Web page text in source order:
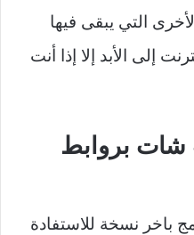
التي يبقى فيها
إلى الأبد إلا إذا أنت
شات بروابط
باخر نسخة للاستفادة